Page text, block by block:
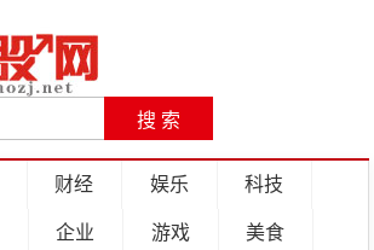
财经 娱乐 科技
企业 游戏 美食